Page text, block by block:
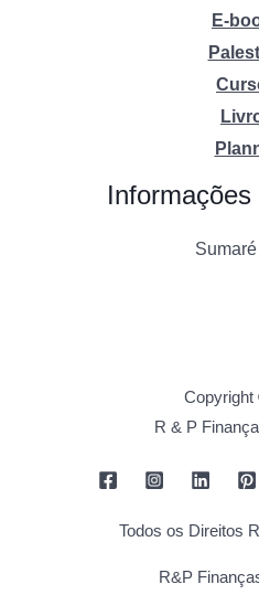
E-
Copyright
R & P
Todos os Direitos
R&P